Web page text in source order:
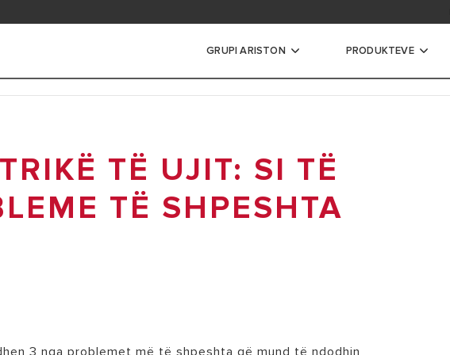
GRUPI ARISTON PRODUKTEVE
TE VEGJEL
TE MEDHENJE
TË UJIT: SI TË
TË SHPESHTA
3 nga problemet më të shpeshta që mund të ndodhin